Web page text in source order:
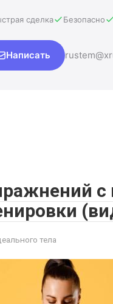
сделка Безопасно
Написать
с
тела